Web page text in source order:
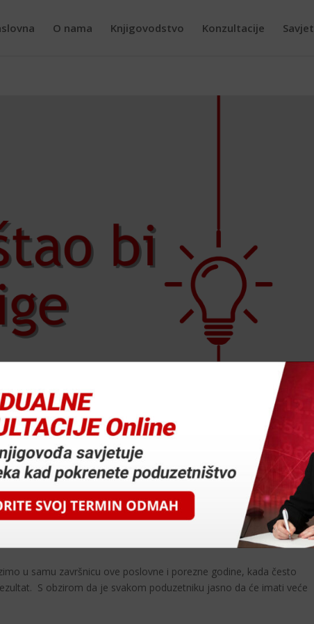
O nama Knjigovodstvo Konzultacije
u samu završnicu ove poslovne i porezne godine, kada često
S obzirom da je svakom poduzetniku jasno da će imati veće